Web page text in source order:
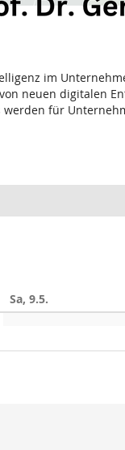
im
neuen digitalen
für
Sa, 9.5.